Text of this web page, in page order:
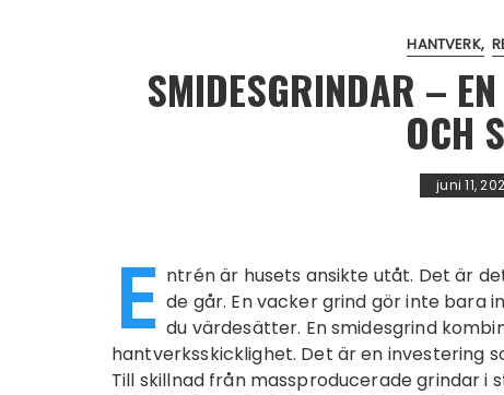
HANTVERK
SMIDESGRINDAR –
OCH
juni 11,
E ntrén är husets ansikte utåt. Det är
de går. En vacker grind gör inte bara
du värdesätter. En smidesgrind
hantverksskicklighet. Det är en investering
Till skillnad från massproducerade grindar i